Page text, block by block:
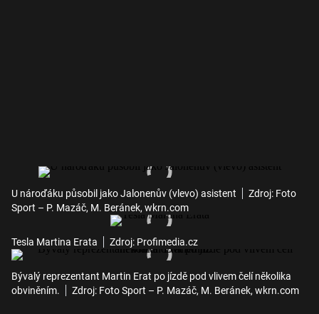
U nároďáku působil jako Jalonenův (vlevo) asistent
Zdroj: Foto
Sport – P. Mazáč, M. Beránek, wkrn.com
Tesla Martina Erata Zdroj: Profimedia.cz
Bývalý reprezentant Martin Erat po jízdě pod vlivem čelí několika
obviněním.
Zdroj: Foto Sport – P. Mazáč, M. Beránek, wkrn.com